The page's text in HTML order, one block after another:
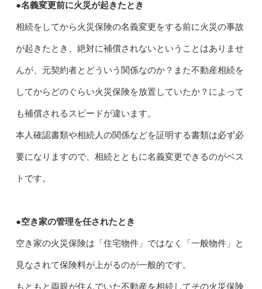
●名義変更前に火災が起きたとき
相続をしてから火災保険の名義変更をする前に火災の事故
が起きたとき、絶対に補償されないということはありませ
んが、元契約者とどういう関係なのか？また不動産相続を
してからどのぐらい火災保険を放置していたか？によって
も補償されるスピードが違います。
本人確認書類や相続人の関係などを証明する書類は必ず必
要になりますので、相続とともに名義変更できるのがベス
トです。
●空き家の管理を任されたとき
空き家の火災保険は「住宅物件」ではなく「一般物件」と
見なされて保険料が上がるのが一般的です。
もともと両親が住んでいた不動産を相続してその火災保険